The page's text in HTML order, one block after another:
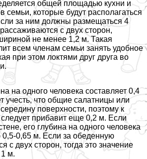
общей площадью кухни и
семьи, которые будут располагаться
за ним должны размещаться 4
с двух сторон,
не менее 1,2 м. Такая
всем члeнам семьи занять удобное
при этом локтями друг друга во
на одного человека составляет 0,4
учесть, что общие салатницы или
поверхности, поэтому к
прибавит еще 0,2 м. Если
его глубина на одного человека
0,5-0,65 м. Если за обеденную
с двух сторон, тогда это значение
м.